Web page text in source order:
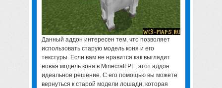
Данный аддон интересен тем, что позволяет
использовать старую модель коня и его
текстуры. Если вам не нравится как выглядит
новая модель коня в Minecraft PE, этот аддон
идеальное решение. С его помощью вы можете
вернуться к старой модели лошади, которая